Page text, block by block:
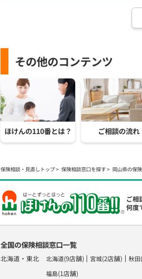
その他のコンテンツ
ほけんの110番とは？ ご相談の流れ
保険相談・見直しトップ 保険相談窓口を探す 岡山県の保
ご相
何度
全国の保険相談窓口一覧
北海道・東北 北海道(9店舗) 宮城(2店舗) 秋田
福島(1店舗)